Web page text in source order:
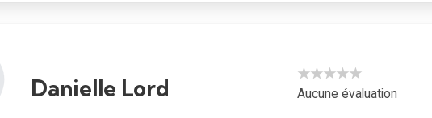
Danielle Lord
★★★★★
Aucune évaluation